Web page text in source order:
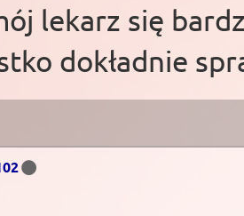
lekarz się
dokładnie